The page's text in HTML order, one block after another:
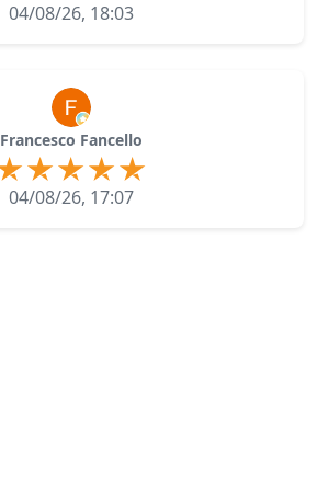
04/08/26, 18:03
Francesco Fancello
04/08/26, 17:07